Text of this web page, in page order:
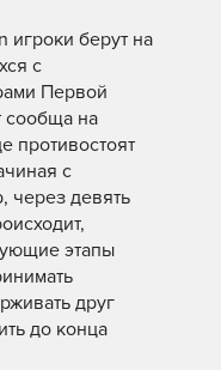
игроки берут на
с
Первой
сообща на
противостоят
с
через девять
этапы
друг
до конца